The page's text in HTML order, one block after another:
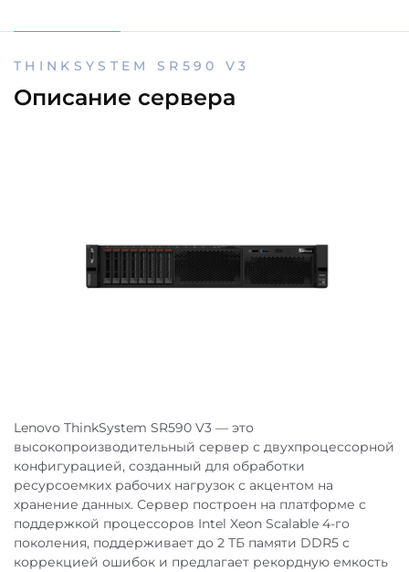
THINKSYSTEM SR590 V3
Описание сервера
Lenovo ThinkSystem SR590 V3 — это
высокопроизводительный сервер с двухпроцессорной
конфигурацией, созданный для обработки
ресурсоемких рабочих нагрузок с акцентом на
хранение данных. Сервер построен на платформе с
поддержкой процессоров Intel Xeon Scalable 4-го
поколения, поддерживает до 2 ТБ памяти DDR5 с
коррекцией ошибок и предлагает рекордную емкость
Оперативная память
Поддержка до 1024GB
максимально, 16 DIMM
портов
По Москве и Московской области:
В регионы РФ:
THINKSYSTEM SR590 V3
Отзывы клиентов